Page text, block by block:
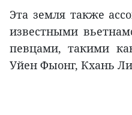
Эта земля также
известными
певцами, такими
Уйен Фыонг, Кхань